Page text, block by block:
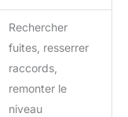
Rechercher
fuites, resserrer
raccords,
remonter le
niveau